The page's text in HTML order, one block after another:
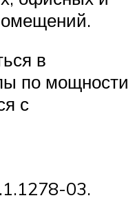
в
по мощности
с
03.